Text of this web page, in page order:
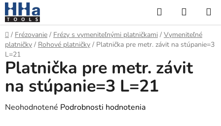
Prejsť
na
obsah
Hľadať
KOŠÍK
Domov
/ Frézovanie / Frézy s vymeniteľnými platničkami / Vymeniteľné
platničky / Rohové platničky / Platnička pre metr. závit na stúpanie=3
L=21
Platnička pre metr. závit
na stúpanie=3 L=21
Priemerné
Neohodnotené Podrobnosti hodnotenia